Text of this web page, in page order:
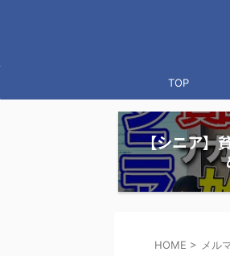
TOP
【シニア】
HOME > メル